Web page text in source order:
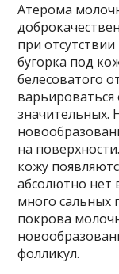
Атерома
при
бугорка под
белесоватого
значительных.
на
кожу
абсолютно нет
много сальных
покрова
фолликул.